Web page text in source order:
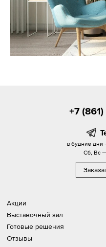
Акции
Выставочный зал
Готовые решения
Отзывы
+7
в будние дни
Сб, Вс